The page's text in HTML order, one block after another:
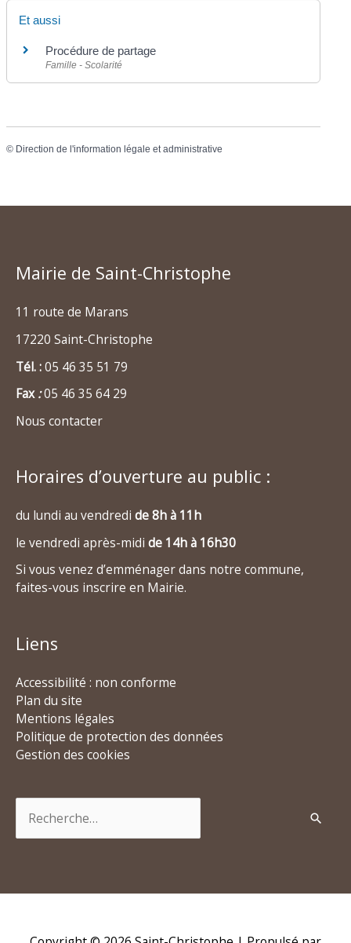
Et aussi
Procédure de partage
Famille - Scolarité
© Direction de l'information légale et administrative
Mairie de Saint-Christophe
11 route de Marans
17220 Saint-Christophe
Tél. :05 46 35 51 79
Fax:05 46 35 64 29
Nous contacter
Horaires d’ouverture au public :
du lundi au vendredi de 8h à 11h
le vendredi après-midi de 14h à 16h30
Si vous venez d’emménager dans notre commune,
faites-vous inscrire en Mairie.
Liens
Accessibilité : non conforme
Plan du site
Mentions légales
Politique de protection des données
Gestion des cookies